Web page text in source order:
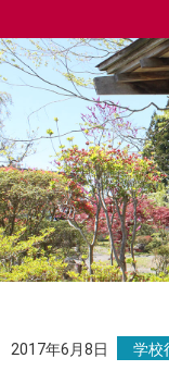
2017年6月8日 学校